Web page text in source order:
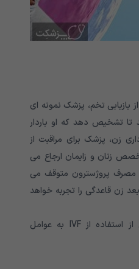
پس از بازیابی تخم، پزشک نمونه ای
تا تشخیص دهد که او باردار
زن، پزشک برای مراقبت از
زنان و زایمان ارجاع می
مصرف پروژسترون متوقف می
زن قاعدگی را تجربه خواهد
شانس تولد نوزاد سالم پس از استفاده از IVF به عوامل